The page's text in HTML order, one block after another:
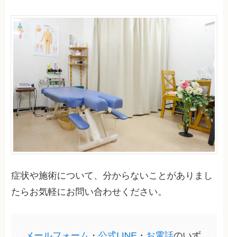
症状や施術について、分からないことがありまし
たらお気軽にお問い合わせください。